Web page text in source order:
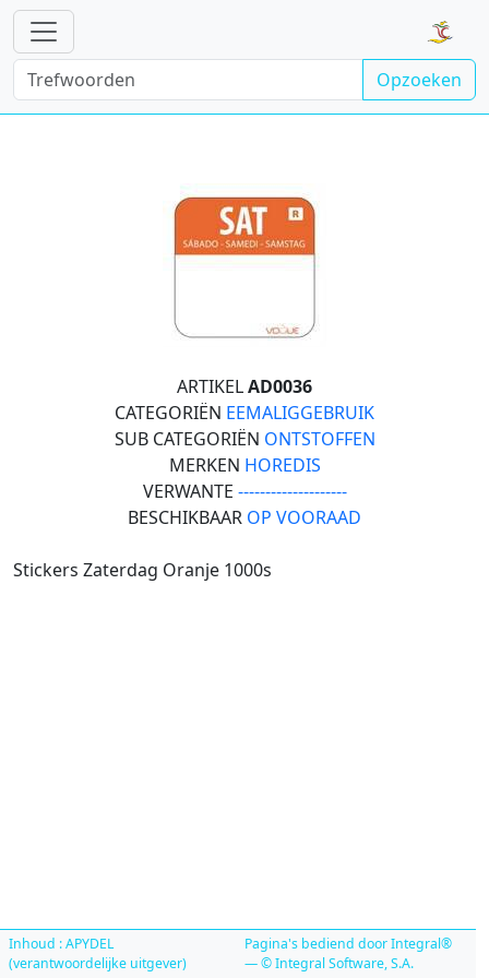
Opzoeken
ARTIKELAD0036
CATEGORIËN EEMALIGGEBRUIK
SUB CATEGORIËN ONTSTOFFEN
MERKEN HOREDIS
VERWANTE --------------------
BESCHIKBAAR OP VOORAAD
Stickers Zaterdag Oranje 1000s
Inhoud : APYDEL
(verantwoordelijke uitgever)
Pagina's bediend door Integral®
— © Integral Software, S.A.